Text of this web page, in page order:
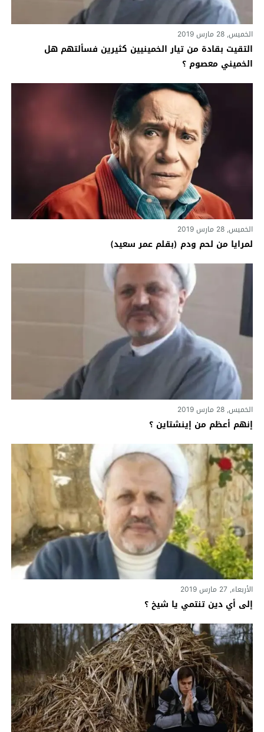
الخميس, 28 مارس 2019
التقيت بقادة من تيار الخمينيين كثيرين فسألتهم هل
الخميني معصوم ؟
الخميس, 28 مارس 2019
لمرايا من لحم ودم (بقلم عمر سعيد)
الخميس, 28 مارس 2019
إنهم أعظم من إينشتاين ؟
الأربعاء, 27 مارس 2019
إلى أي دين تنتمي يا شيخ ؟